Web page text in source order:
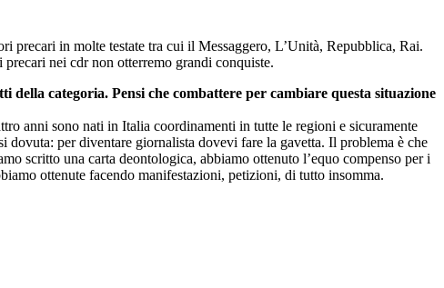
precari in molte testate tra cui il Messaggero, L’Unità, Repubblica, Rai.
nei cdr non otterremo grandi conquiste.
categoria. Pensi che combattere per cambiare questa situazione
anni sono nati in Italia coordinamenti in tutte le regioni e sicuramente
dovuta: per diventare giornalista dovevi fare la gavetta. Il problema è che
scritto una carta deontologica, abbiamo ottenuto l’equo compenso per i
ottenute facendo manifestazioni, petizioni, di tutto insomma.